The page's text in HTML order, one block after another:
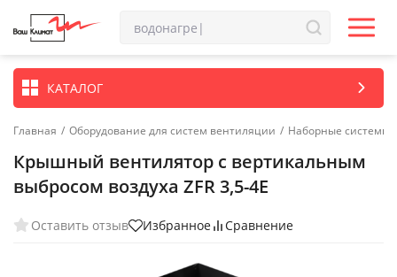
КАТАЛОГ
Главная / Оборудование для систем вентиляции / Наборные системы
Крышный вентилятор с вертикальным
выбросом воздуха ZFR 3,5-4E
Оставить отзыв Избранное Сравнение